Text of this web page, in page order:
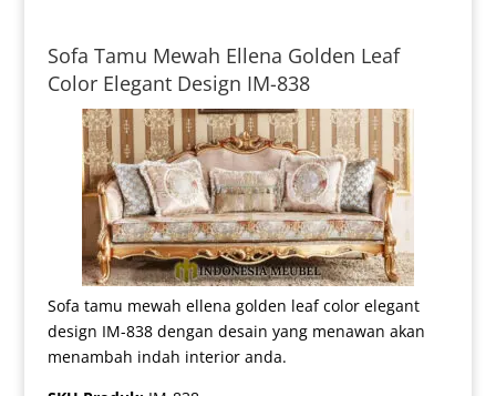
Sofa Tamu Mewah Ellena Golden Leaf
Color Elegant Design IM-838
Sofa tamu mewah ellena golden leaf color elegant
design IM-838 dengan desain yang menawan akan
menambah indah interior anda.